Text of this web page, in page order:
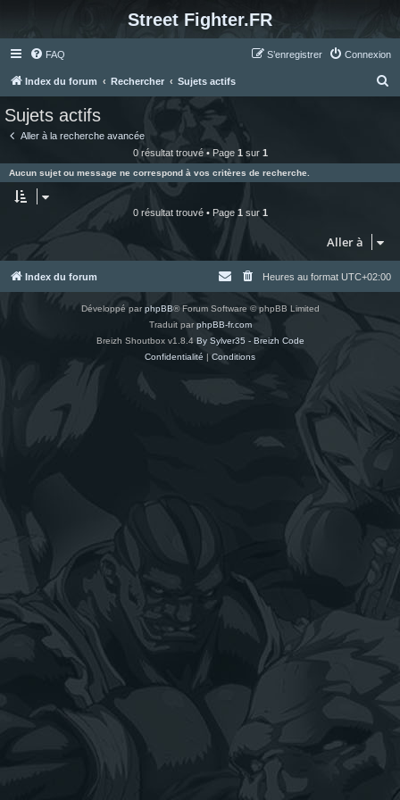
Street Fighter.FR
FAQ Connexion
S’enregistrer
Index du forum Rechercher Sujets actifs
e
r
Sujets actifs
Aller à la recherche avancée
0 résultat trouvé • Page 1 sur 1
Aucun sujet ou message ne correspond à vos critères de recherche.
0 résultat trouvé • Page 1 sur 1
Aller à
Index du forum Heures au format UTC+02:00
Développé parphpBB® Forum Software © phpBB Limited
Traduit parphpBB-fr.com
Breizh Shoutbox v1.8.4 By Sylver35 - Breizh Code
Confidentialité | Conditions